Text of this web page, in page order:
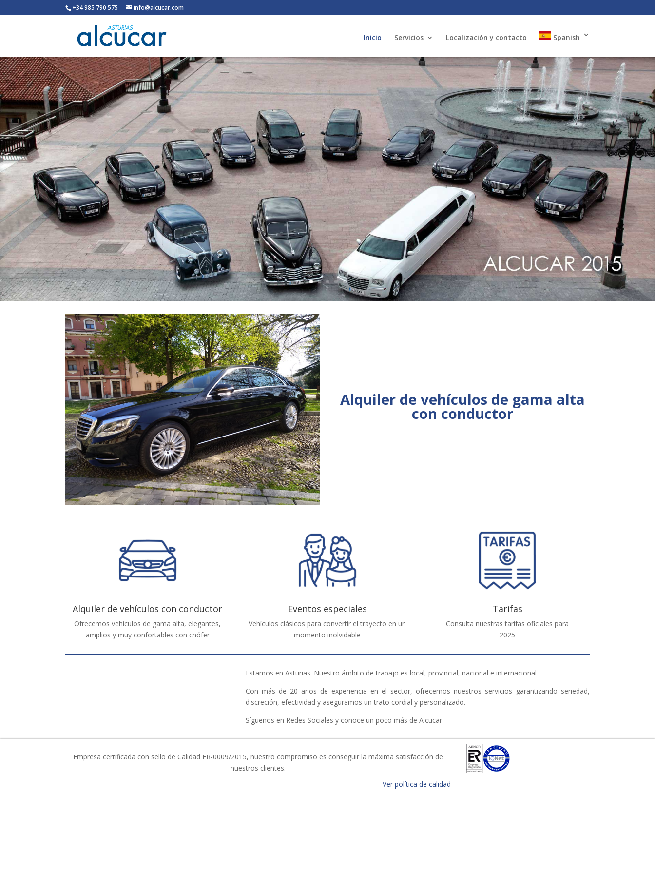
+34 985 790 575 info@alcucar.com
Inicio Servicios Localización y contacto Spanish
Alquiler de vehículos de gama alta
con conductor
Alquiler de vehículos con conductor
Ofrecemos vehículos de gama alta, elegantes,
amplios y muy confortables con chófer
Eventos especiales
Vehículos clásicos para convertir el trayecto en un
momento inolvidable
Tarifas
Consulta nuestras tarifas oficiales para
2025
Estamos en Asturias. Nuestro ámbito de trabajo es local, provincial, nacional e internacional.
Con más de 20 años de experiencia en el sector, ofrecemos nuestros servicios garantizando seriedad,
discreción, efectividad y aseguramos un trato cordial y personalizado.
Síguenos en Redes Sociales y conoce un poco más de Alcucar
Empresa certificada con sello de Calidad ER-0009/2015, nuestro compromiso es conseguir la máxima satisfacción de
nuestros clientes.
Ver política de calidad